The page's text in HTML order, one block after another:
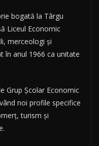
bogată la Târgu
Liceul Economic
merceologi şi
în anul 1966 ca unitate
Grup Şcolar Economic
noi profile specifice
turism şi